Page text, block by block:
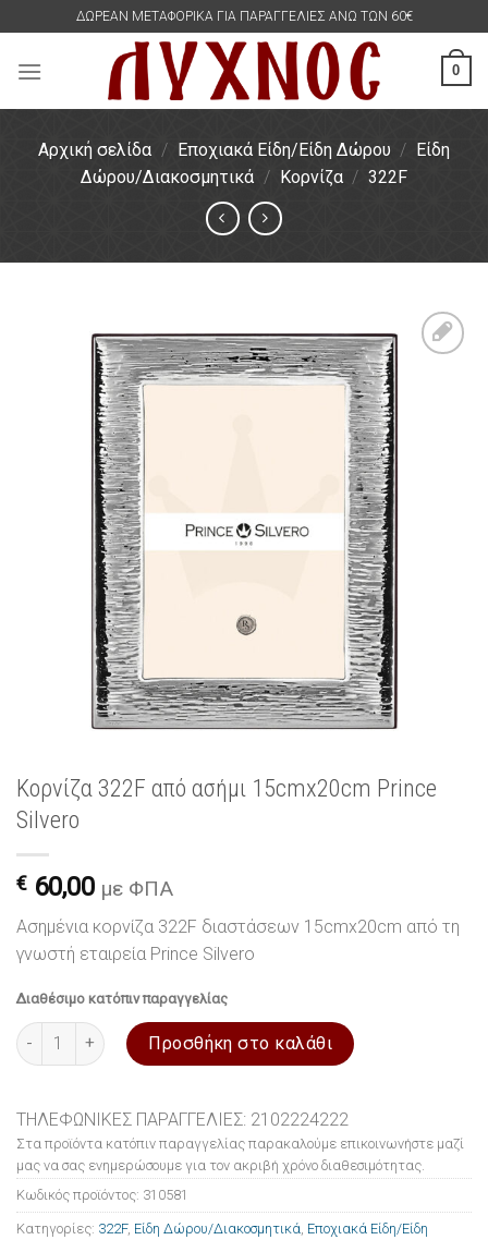
content
ΔΩΡΕΑΝ ΜΕΤΑΦΟΡΙΚΑ ΓΙΑ ΠΑΡΑΓΓΕΛΙΕΣ ΑΝΩ ΤΩΝ 60€
0
Αρχική σελίδα / Εποχιακά Είδη/Είδη Δώρου / Είδη
Δώρου/Διακοσμητικά / Κορνίζα / 322F
Πρόσθήκη
επιθυμιών
Κορνίζα 322F από ασήμι 15cmx20cm Prince
Silvero
€ 60,00 με ΦΠΑ
Ασημένια κορνίζα 322F διαστάσεων 15cmx20cm από τη
γνωστή εταιρεία Prince Silvero
Διαθέσιμο κατόπιν παραγγελίας
Κορνίζα 322F από ασήμι 15cmx20cm Prince Silvero ποσότητα
Προσθήκη στο καλάθι
ΤΗΛΕΦΩΝΙΚΕΣ ΠΑΡΑΓΓΕΛΙΕΣ: 2102224222
Στα προϊόντα κατόπιν παραγγελίας παρακαλούμε επικοινωνήστε μαζί
μας να σας ενημερώσουμε για τον ακριβή χρόνο διαθεσιμότητας.
Κωδικός προϊόντος: 310581
Κατηγορίες: 322F, Είδη Δώρου/Διακοσμητικά Εποχιακά Είδη/Είδη